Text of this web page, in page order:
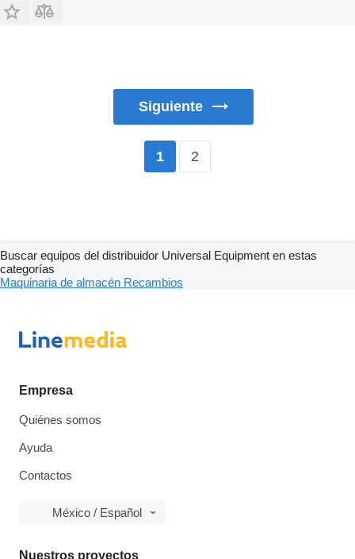
Siguiente
1 2
Buscar equipos del distribuidor Universal Equipment en estas
categorías
Maquinaria de almacén Recambios
Empresa
Quiénes somos
Ayuda
Contactos
México / Español
Nuestros proyectos